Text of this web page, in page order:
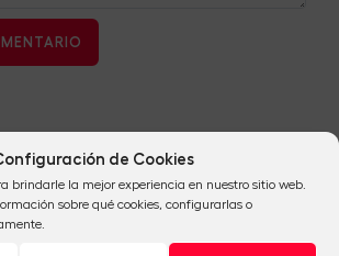
de Cookies
brindarle la mejor experiencia en nuestro sitio web.
sobre qué cookies, configurarlas o